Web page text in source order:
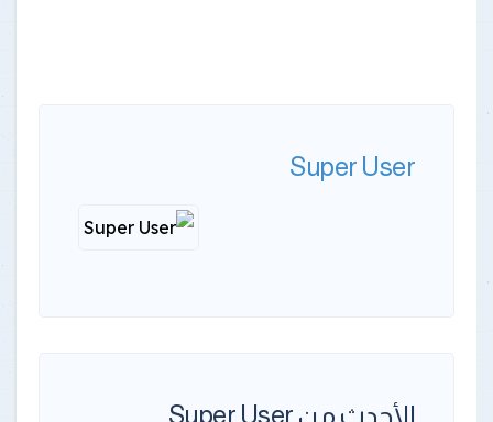
Super User
الأحدث من Super User